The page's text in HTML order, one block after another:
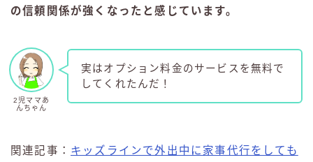
の信頼関係が強くなったと感じています。
2児ママあ
んちゃん
実はオプション料金のサービスを無料で
してくれたんだ！
関連記事： キッズラインで外出中に家事代行をしても